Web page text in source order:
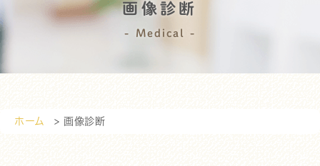
画像診断
Medical
ホーム > 画像診断